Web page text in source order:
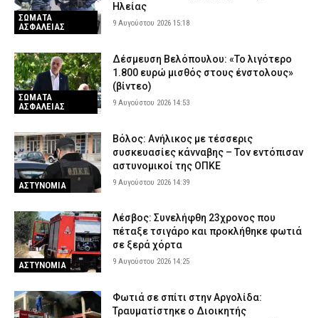
ΣΩΜΑΤΑ
ΑΣΦΑΛΕΙΑΣ
Ηλείας
9 Αυγούστου 2026 15:18
ΣΩΜΑΤΑ
ΑΣΦΑΛΕΙΑΣ
Δέσμευση Βελόπουλου: «Το λιγότερο
1.800 ευρώ μισθός στους ένστολους»
(βίντεο)
9 Αυγούστου 2026 14:53
ΑΣΤΥΝΟΜΙΑ
Βόλος: Ανήλικος με τέσσερις
συσκευασίες κάνναβης – Τον εντόπισαν
αστυνομικοί της ΟΠΚΕ
9 Αυγούστου 2026 14:39
ΑΣΤΥΝΟΜΙΑ
Λέσβος: Συνελήφθη 23χρονος που
πέταξε τσιγάρο και προκλήθηκε φωτιά
σε ξερά χόρτα
9 Αυγούστου 2026 14:25
Φωτιά σε σπίτι στην Αργολίδα:
Τραυματίστηκε o Διοικητής